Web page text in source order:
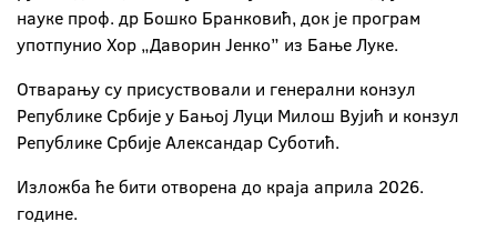
науке проф. др Бошко Бранковић, док је програм
употпунио Хор „Даворин Јенко” из Бање Луке.
Отварању су присуствовали и генерални конзул
Републике Србије у Бањој Луци Милош Вујић и конзул
Републике Србије Александар Суботић.
Изложба ће бити отворена до краја априла 2026.
године.